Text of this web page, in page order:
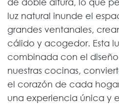
luz natural inunde el
grandes ventanales,
cálido y acogedor. Esta
combinada con el
nuestras cocinas,
el corazón de cada
una experiencia única y